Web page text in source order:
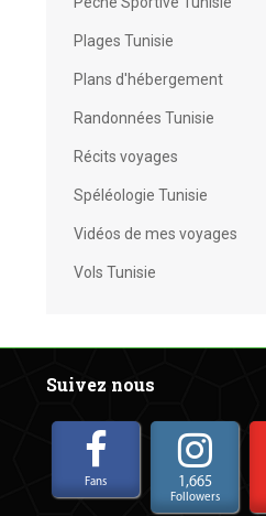
Plages Tunisie
Plans d'hébergement
Randonnées Tunisie
Récits voyages
Spéléologie Tunisie
Vidéos de mes voyages
Vols Tunisie
Suivez nous
Fans 1,665
Followers